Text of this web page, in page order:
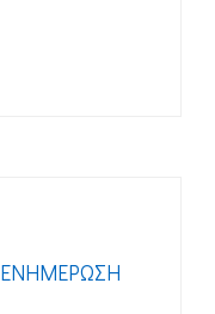
ΕΝΗΜΈΡΩΣΗ